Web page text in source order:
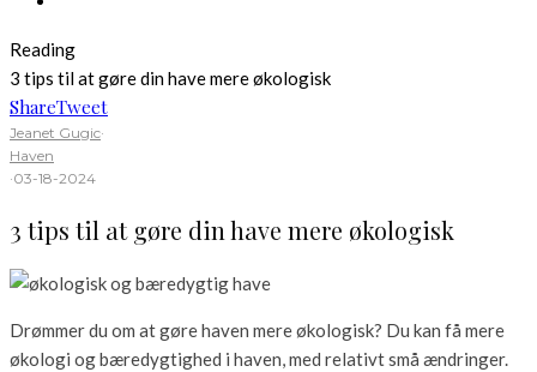
Reading
3 tips til at gøre din have mere økologisk
ShareTweet
Jeanet Gugic·
Haven
·03-18-2024
3 tips til at gøre din have mere økologisk
Drømmer du om at gøre haven mere økologisk? Du kan få mere
økologi og bæredygtighed i haven, med relativt små ændringer.